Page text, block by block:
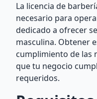
La licencia de
necesario para
dedicado a ofrecer
masculina. Obtener
cumplimiento de las
que tu negocio
requeridos.